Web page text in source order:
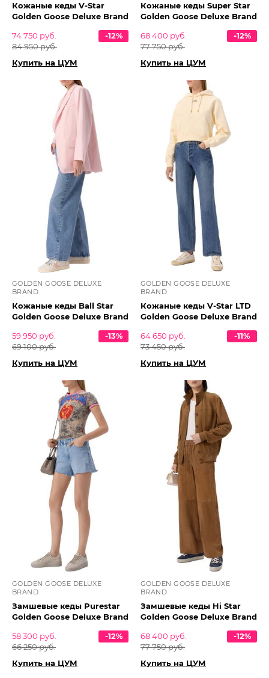
Кожаные кеды V-Star
Golden Goose Deluxe Brand
74 750 руб.
84 950 руб.
-12%
Купить на ЦУМ
Кожаные кеды Super Star
Golden Goose Deluxe Brand
68 400 руб.
77 750 руб.
-12%
Купить на ЦУМ
GOLDEN GOOSE DELUXE
BRAND
Кожаные кеды Ball Star
Golden Goose Deluxe Brand
59 950 руб.
69 100 руб.
-13%
Купить на ЦУМ
GOLDEN GOOSE DELUXE
BRAND
Кожаные кеды V-Star LTD
Golden Goose Deluxe Brand
64 650 руб.
73 450 руб.
-11%
Купить на ЦУМ
GOLDEN GOOSE DELUXE
BRAND
Замшевые кеды Purestar
Golden Goose Deluxe Brand
58 300 руб.
66 250 руб.
-12%
Купить на ЦУМ
GOLDEN GOOSE DELUXE
BRAND
Замшевые кеды Hi Star
Golden Goose Deluxe Brand
68 400 руб.
77 750 руб.
-12%
Купить на ЦУМ